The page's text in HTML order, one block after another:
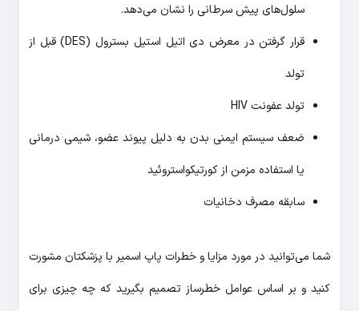
سلول‌های پیش سرطانی را نشان می‌دهد.
قرار گرفتن در معرض دی اتیل استیل بسترول (DES) قبل از
تولد
تولد عفونت HIV
ضعف سیستم ایمنی بدن به دلیل پیوند عضو، شیمی درمانی
یا استفاده مزمن از کورتیکواستروئید
سابقه مصرف دخانیات
شما می‌توانید در مورد مزایا و خطرات پاپ اسمیر با پزشکتان مشورت
کنید و بر اساس عوامل خطرساز تصمیم بگیرید که چه چیزی برای